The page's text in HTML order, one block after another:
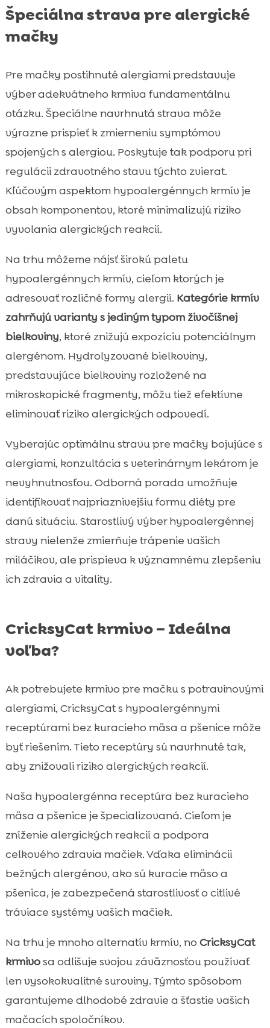
Špeciálna strava pre alergické
mačky
Pre mačky postihnuté alergiami predstavuje
výber adekvátneho krmiva fundamentálnu
otázku. Špeciálne navrhnutá strava môže
výrazne prispieť k zmierneniu symptómov
spojených s alergiou. Poskytuje tak podporu pri
regulácii zdravotného stavu týchto zvierat.
Kľúčovým aspektom hypoalergénnych krmív je
obsah komponentov, ktoré minimalizujú riziko
vyvolania alergických reakcií.
Na trhu môžeme nájsť širokú paletu
hypoalergénnych krmív, cieľom ktorých je
adresovať rozličné formy alergií. Kategórie krmív
zahrňujú varianty s jediným typom živočíšnej
bielkoviny, ktoré znižujú expozíciu potenciálnym
alergénom. Hydrolyzované bielkoviny,
predstavujúce bielkoviny rozložené na
mikroskopické fragmenty, môžu tiež efektívne
eliminovať riziko alergických odpovedí.
Vyberajúc optimálnu stravu pre mačky bojujúce s
alergiami, konzultácia s veterinárnym lekárom je
nevyhnutnosťou. Odborná porada umožňuje
identifikovať najpriaznivejšiu formu diéty pre
danú situáciu. Starostlivý výber hypoalergénnej
stravy nielenže zmierňuje trápenie vašich
miláčikov, ale prispieva k významnému zlepšeniu
ich zdravia a vitality.
CricksyCat krmivo – Ideálna
voľba?
Ak potrebujete krmivo pre mačku s potravinovými
alergiami, CricksyCat s hypoalergénnymi
receptúrami bez kuracieho mäsa a pšenice môže
byť riešením. Tieto receptúry sú navrhnuté tak,
aby znižovali riziko alergických reakcií.
Naša hypoalergénna receptúra bez kuracieho
mäsa a pšenice je špecializovaná. Cieľom je
zníženie alergických reakcií a podpora
celkového zdravia mačiek. Vďaka eliminácii
bežných alergénov, ako sú kuracie mäso a
pšenica, je zabezpečená starostlivosť o citlivé
tráviace systémy vašich mačiek.
Na trhu je mnoho alternatív krmív, no CricksyCat
krmivosa odlišuje svojou záväznosťou používať
len vysokokvalitné suroviny. Týmto spôsobom
garantujeme dlhodobé zdravie a šťastie vašich
mačacích spoločníkov.